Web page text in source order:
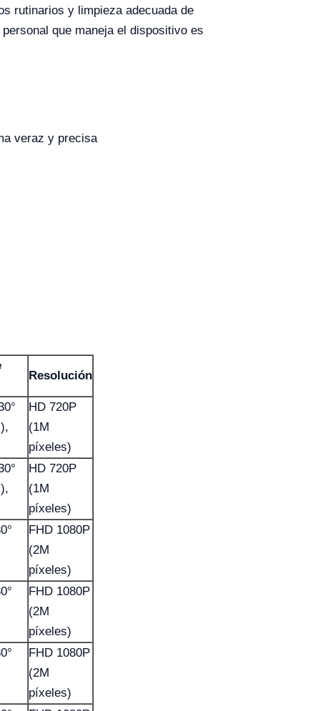
rutinarios y limpieza adecuada de
que maneja el dispositivo es
veraz y precisa
Resolución
HD 720P
(1M
píxeles)
HD 720P
(1M
píxeles)
FHD 1080P
(2M
píxeles)
FHD 1080P
(2M
píxeles)
FHD 1080P
(2M
píxeles)